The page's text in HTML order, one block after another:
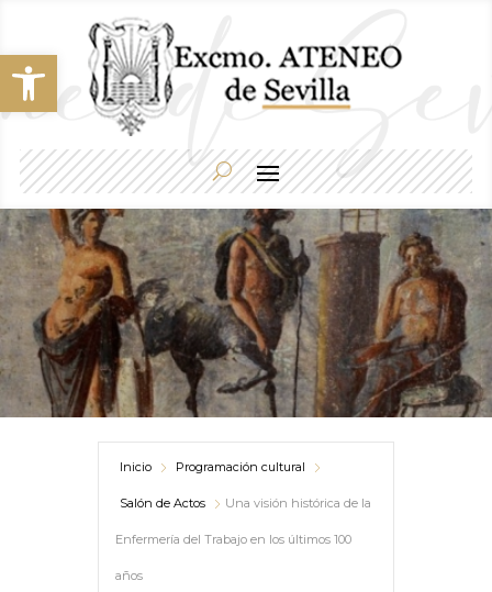
Abrir barra de herramientas
Inicio Programación cultural
Salón de Actos Una visión histórica de la
Enfermería del Trabajo en los últimos 100
años